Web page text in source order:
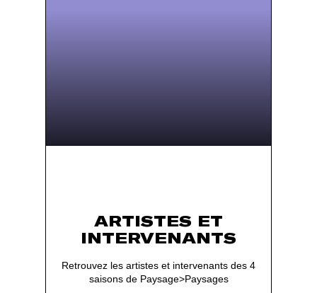
ARTISTES ET
INTERVENANTS
Retrouvez les artistes et intervenants des 4
saisons de Paysage>Paysages